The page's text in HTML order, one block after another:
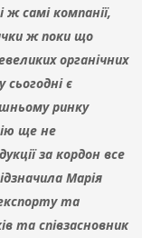
самі компанії,
ж поки що
органічних
є
ринку
ще не
за кордон все
Марія
та
та співзасновник